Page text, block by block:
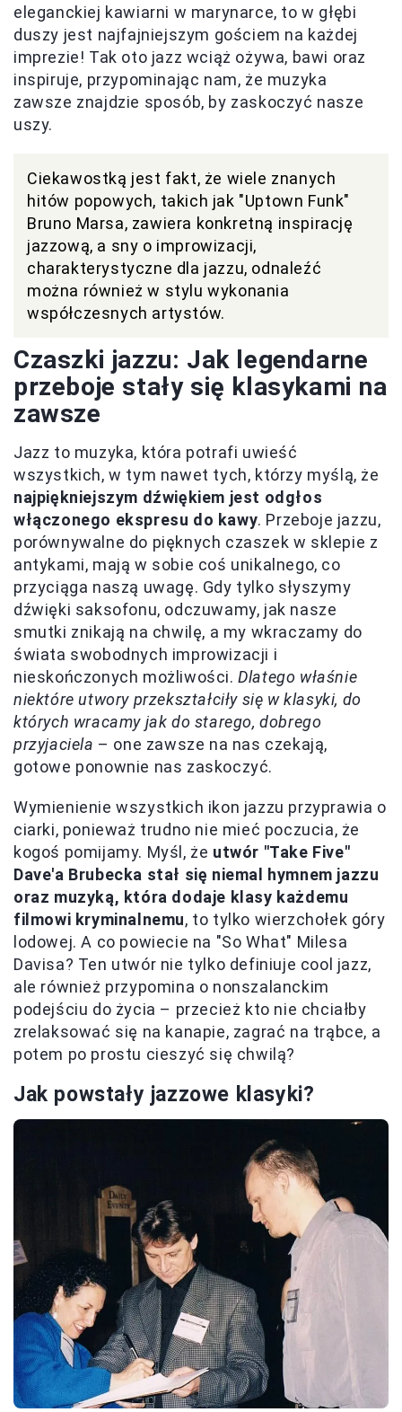
eleganckiej kawiarni w marynarce, to w głębi
duszy jest najfajniejszym gościem na każdej
imprezie! Tak oto jazz wciąż ożywa, bawi oraz
inspiruje, przypominając nam, że muzyka
zawsze znajdzie sposób, by zaskoczyć nasze
uszy.
Ciekawostką jest fakt, że wiele znanych
hitów popowych, takich jak "Uptown Funk"
Bruno Marsa, zawiera konkretną inspirację
jazzową, a sny o improwizacji,
charakterystyczne dla jazzu, odnaleźć
można również w stylu wykonania
współczesnych artystów.
Czaszki jazzu: Jak legendarne
przeboje stały się klasykami na
zawsze
Jazz to muzyka, która potrafi uwieść
wszystkich, w tym nawet tych, którzy myślą, że
najpiękniejszym dźwiękiem jest odgłos
włączonego ekspresu do kawy. Przeboje jazzu,
porównywalne do pięknych czaszek w sklepie z
antykami, mają w sobie coś unikalnego, co
przyciąga naszą uwagę. Gdy tylko słyszymy
dźwięki saksofonu, odczuwamy, jak nasze
smutki znikają na chwilę, a my wkraczamy do
świata swobodnych improwizacji i
nieskończonych możliwości.Dlatego właśnie
niektóre utwory przekształciły się w klasyki, do
których wracamy jak do starego, dobrego
przyjaciela – one zawsze na nas czekają,
gotowe ponownie nas zaskoczyć.
Wymienienie wszystkich ikon jazzu przyprawia o
ciarki, ponieważ trudno nie mieć poczucia, że
kogoś pomijamy. Myśl, że utwór "Take Five"
Dave'a Brubecka stał się niemal hymnem jazzu
oraz muzyką, która dodaje klasy każdemu
filmowi kryminalnemu, to tylko wierzchołek góry
lodowej. A co powiecie na "So What" Milesa
Davisa? Ten utwór nie tylko definiuje cool jazz,
ale również przypomina o nonszalanckim
podejściu do życia – przecież kto nie chciałby
zrelaksować się na kanapie, zagrać na trąbce, a
potem po prostu cieszyć się chwilą?
Jak powstały jazzowe klasyki?